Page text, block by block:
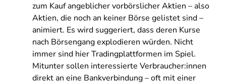
zum Kauf angeblicher vorbörslicher Aktien – also
Aktien, die noch an keiner Börse gelistet sind –
animiert. Es wird suggeriert, dass deren Kurse
nach Börsengang explodieren würden. Nicht
immer sind hier Tradingplattformen im Spiel.
Mitunter sollen interessierte Verbraucher:innen
direkt an eine Bankverbindung – oft mit einer